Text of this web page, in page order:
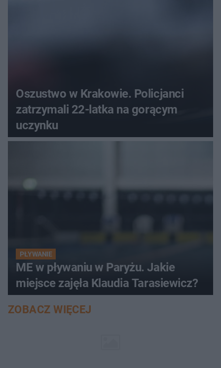
Oszustwo w Krakowie. Policjanci
zatrzymali 22-latka na gorącym
uczynku
PŁYWANIE
ME w pływaniu w Paryżu. Jakie
miejsce zajęła Klaudia Tarasiewicz?
ZOBACZ WIĘCEJ